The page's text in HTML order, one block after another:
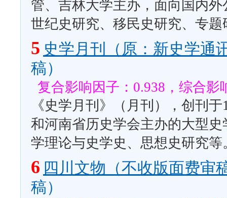
管、吉林大学主办，面向国内
世纪史研究、移民史研究、专
5 史学月刊（原：新史学通
稿）
复合影响因子：0.938，综合影
《史学月刊》（月刊），创刊
和河南省历史学会主办的大型
学理论与史学史、思想史研究等
6 四川文物（不收版面费审
稿）